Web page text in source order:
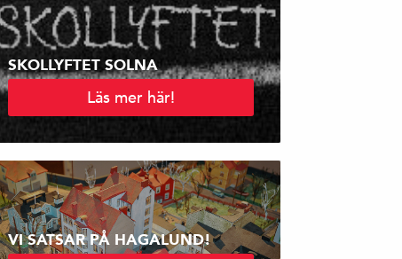
SKOLLYFTET SOLNA
Läs mer här!
VI SATSAR PÅ HAGALUND!